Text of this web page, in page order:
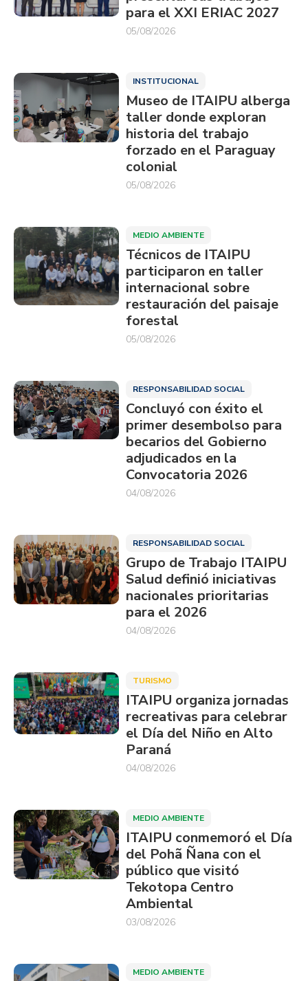
para el XXI ERIAC 2027
05/08/2026
INSTITUCIONAL
Museo de ITAIPU alberga
taller donde exploran
historia del trabajo
forzado en el Paraguay
colonial
05/08/2026
MEDIO AMBIENTE
Técnicos de ITAIPU
participaron en taller
internacional sobre
restauración del paisaje
forestal
05/08/2026
RESPONSABILIDAD SOCIAL
Concluyó con éxito el
primer desembolso para
becarios del Gobierno
adjudicados en la
Convocatoria 2026
04/08/2026
RESPONSABILIDAD SOCIAL
Grupo de Trabajo ITAIPU
Salud definió iniciativas
nacionales prioritarias
para el 2026
04/08/2026
TURISMO
ITAIPU organiza jornadas
recreativas para celebrar
el Día del Niño en Alto
Paraná
04/08/2026
MEDIO AMBIENTE
ITAIPU conmemoró el Día
del Pohã Ñana con el
público que visitó
Tekotopa Centro
Ambiental
03/08/2026
MEDIO AMBIENTE